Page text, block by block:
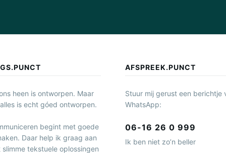
heen is ontworpen. Maar
is echt góed ontworpen.
begint met goede
Daar help ik graag aan
slimme tekstuele oplossingen
AFSPREEK.PUNCT
Stuur mij gerust een berichtje
WhatsApp:
06-16 26 0 999
Ik ben niet zo’n beller